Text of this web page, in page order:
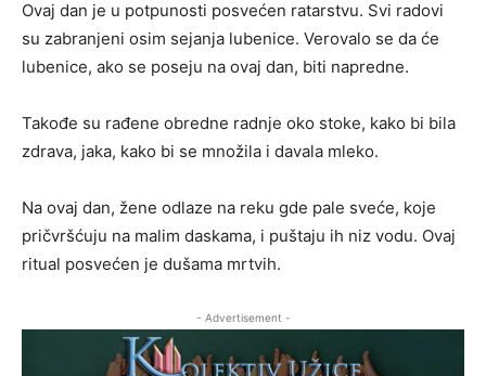
Ovaj dan je u potpunosti posvećen ratarstvu. Svi radovi
su zabranjeni osim sejanja lubenice. Verovalo se da će
lubenice, ako se poseju na ovaj dan, biti napredne.
Takođe su rađene obredne radnje oko stoke, kako bi bila
zdrava, jaka, kako bi se množila i davala mleko.
Na ovaj dan, žene odlaze na reku gde pale sveće, koje
pričvršćuju na malim daskama, i puštaju ih niz vodu. Ovaj
ritual posvećen je dušama mrtvih.
- Advertisement -